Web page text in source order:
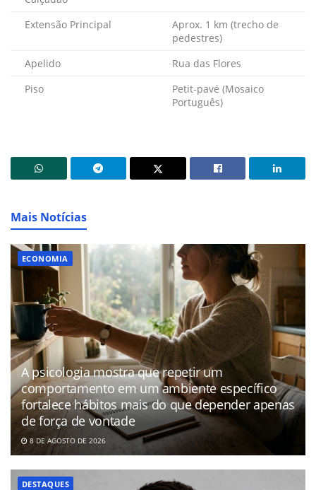
Extensão Principal
Aprox. 1 km (trecho de
pedestres)
Apelido
Rua das Flores
Piso
Petit-pavé (Mosaico
Português)
Mais Notícias
ECONOMIA
A psicologia mostra que repetir um
comportamento em um ambiente específico
fortalece hábitos mais do que depender apenas
de força de vontade
8 DE AGOSTO DE 2026
DESTAQUES